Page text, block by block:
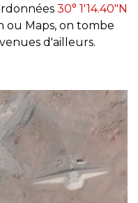
30° 1'14.40"N
ou Maps, on tombe
d'ailleurs.